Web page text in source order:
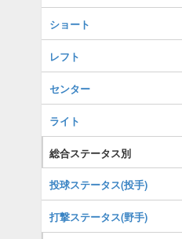
ショート
レフト
センター
ライト
総合ステータス別
投球ステータス(投手)
打撃ステータス(野手)